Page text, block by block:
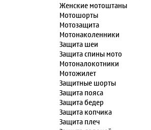
Женские мотоштаны
Мотошорты
Мотозащита
Мотонаколенники
Защита шеи
Защита спины мото
Мотоналокотники
Мотожилет
Защитные шорты
Защита пояса
Защита бедер
Защита копчика
Защита плеч